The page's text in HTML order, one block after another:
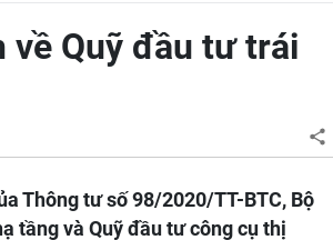
về Quỹ đầu tư trái
Thông tư số 98/2020/TT-BTC, Bộ
tầng và Quỹ đầu tư công cụ thị